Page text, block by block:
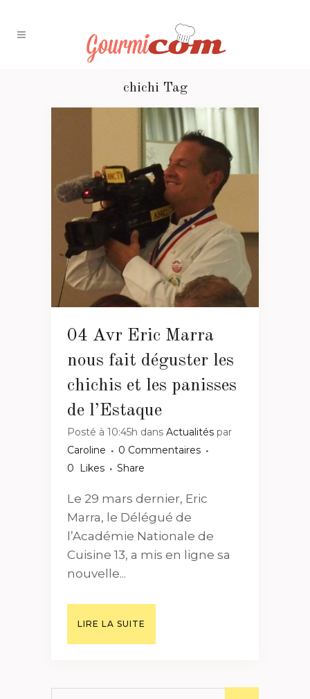
chichi Tag
04 Avr Eric Marra
nous fait déguster les
chichis et les panisses
de l’Estaque
Posté à 10:45h dans Actualités par
Caroline
0 Commentaires
0
Likes Share
Le 29 mars dernier, Eric
Marra, le Délégué de
l’Académie Nationale de
Cuisine 13, a mis en ligne sa
nouvelle...
LIRE LA SUITE